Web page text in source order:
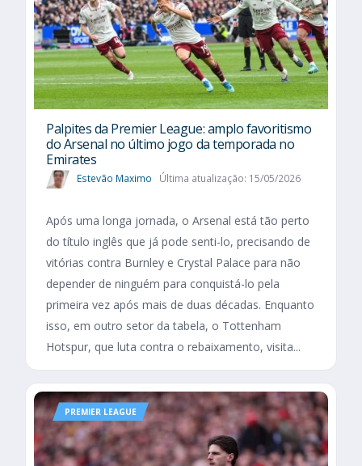
Palpites da Premier League: amplo favoritismo
do Arsenal no último jogo da temporada no
Emirates
Estevão Maximo Última atualização: 15/05/2026
Após uma longa jornada, o Arsenal está tão perto
do título inglês que já pode senti-lo, precisando de
vitórias contra Burnley e Crystal Palace para não
depender de ninguém para conquistá-lo pela
primeira vez após mais de duas décadas. Enquanto
isso, em outro setor da tabela, o Tottenham
Hotspur, que luta contra o rebaixamento, visita...
PREMIER LEAGUE